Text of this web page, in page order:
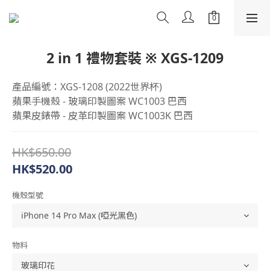
2 in 1 禮物套裝 ※ XGS-1209
產品編號：XGS-1208 (2022世界杯)
蘋果手機殼 - 玻璃印製圖案 WC1003 巴西
蘋果皮錶帶 - 皮革印製圖案 WC1003K 巴西
HK$650.00
HK$520.00
機殼型號
物料